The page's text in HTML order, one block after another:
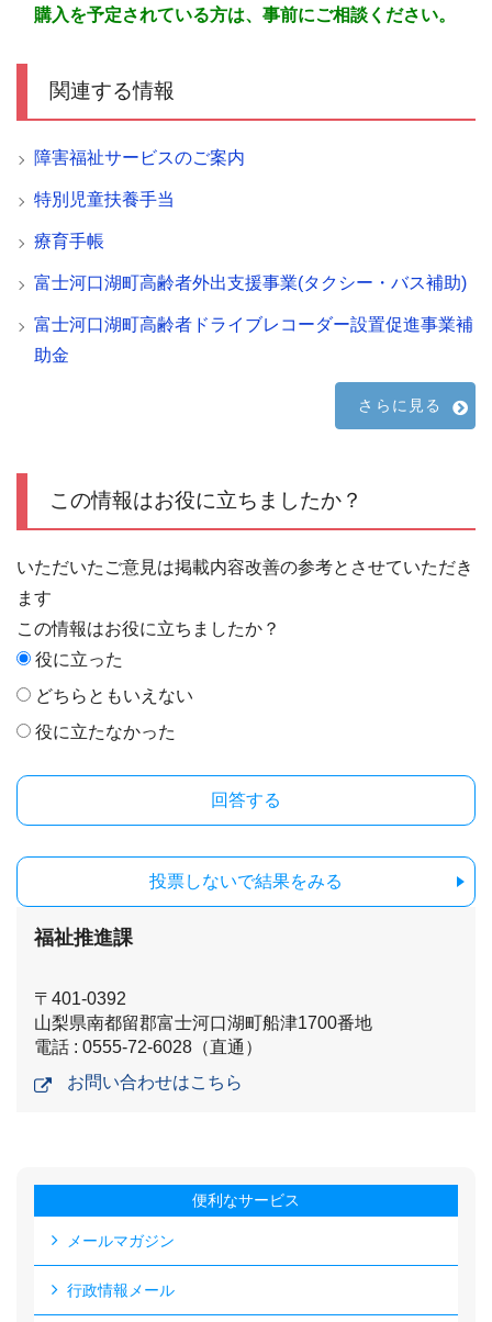
購入を予定されている方は、事前にご相談ください。
関連する情報
障害福祉サービスのご案内
特別児童扶養手当
療育手帳
富士河口湖町高齢者外出支援事業(タクシー・バス補助)
富士河口湖町高齢者ドライブレコーダー設置促進事業補
助金
さらに見る
この情報はお役に立ちましたか？
いただいたご意見は掲載内容改善の参考とさせていただき
ます
この情報はお役に立ちましたか？
役に立った
どちらともいえない
役に立たなかった
投票しないで結果をみる
福祉推進課
〒401-0392
山梨県南都留郡富士河口湖町船津1700番地
電話 : 0555-72-6028（直通）
お問い合わせはこちら
便利なサービス
メールマガジン
行政情報メール